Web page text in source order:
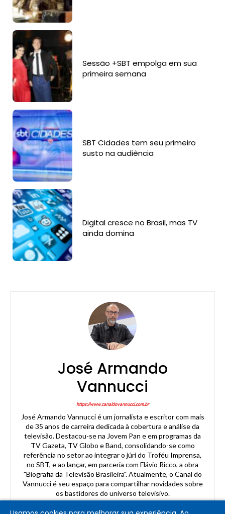
Sessão +SBT empolga em sua
primeira semana
SBT Cidades tem seu primeiro
susto na audiência
Digital cresce no Brasil, mas TV
ainda domina
José Armando
Vannucci
https://www.canaldovannucci.com.br
José Armando Vannucci é um jornalista e escritor com mais
de 35 anos de carreira dedicada à cobertura e análise da
televisão. Destacou-se na Jovem Pan e em programas da
TV Gazeta, TV Globo e Band, consolidando-se como
referência no setor ao integrar o júri do Troféu Imprensa,
no SBT, e ao lançar, em parceria com Flávio Ricco, a obra
"Biografia da Televisão Brasileira". Atualmente, o Canal do
Vannucci é seu espaço para compartilhar novidades sobre
os bastidores do universo televisivo.